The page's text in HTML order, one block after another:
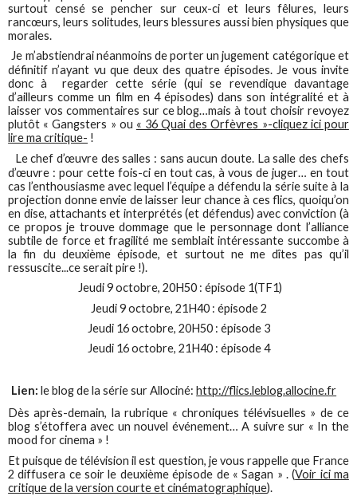
surtout censé se pencher sur ceux-ci et leurs fêlures, leurs
rancœurs, leurs solitudes, leurs blessures aussi bien physiques que
morales.
Je m’abstiendrai néanmoins de porter un jugement catégorique et
définitif n’ayant vu que deux des quatre épisodes. Je vous invite
donc à regarder cette série (qui se revendique davantage
d’ailleurs comme un film en 4 épisodes) dans son intégralité et à
laisser vos commentaires sur ce blog…mais à tout choisir revoyez
plutôt « Gangsters » ou « 36 Quai des Orfèvres »-cliquez ici pour
lire ma critique- !
Le chef d’œuvre des salles : sans aucun doute. La salle des chefs
d’œuvre : pour cette fois-ci en tout cas, à vous de juger… en tout
cas l’enthousiasme avec lequel l’équipe a défendu la série suite à la
projection donne envie de laisser leur chance à ces flics, quoiqu’on
en dise, attachants et interprétés (et défendus) avec conviction (à
ce propos je trouve dommage que le personnage dont l’alliance
subtile de force et fragilité me semblait intéressante succombe à
la fin du deuxième épisode, et surtout ne me dîtes pas qu’il
ressuscite...ce serait pire !).
Jeudi 9 octobre, 20H50 : épisode 1(TF1)
Jeudi 9 octobre, 21H40 : épisode 2
Jeudi 16 octobre, 20H50 : épisode 3
Jeudi 16 octobre, 21H40 : épisode 4
Lien: le blog de la série sur Allociné:http://flics.leblog.allocine.fr
Dès après-demain, la rubrique « chroniques télévisuelles » de ce
blog s’étoffera avec un nouvel événement… A suivre sur « In the
mood for cinema » !
Et puisque de télévision il est question, je vous rappelle que France
2 diffusera ce soir le deuxième épisode de « Sagan » . (Voir ici ma
critique de la version courte et cinématographique).